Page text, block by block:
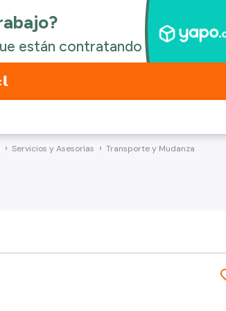
Servicios y Asesorías Transporte y Mudanza